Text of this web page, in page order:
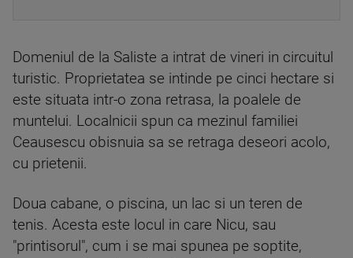
Domeniul de la Saliste a intrat de vineri in circuitul
turistic. Proprietatea se intinde pe cinci hectare si
este situata intr-o zona retrasa, la poalele de
muntelui. Localnicii spun ca mezinul familiei
Ceausescu obisnuia sa se retraga deseori acolo,
cu prietenii.
Doua cabane, o piscina, un lac si un teren de
tenis. Acesta este locul in care Nicu, sau
"printisorul", cum i se mai spunea pe soptite,